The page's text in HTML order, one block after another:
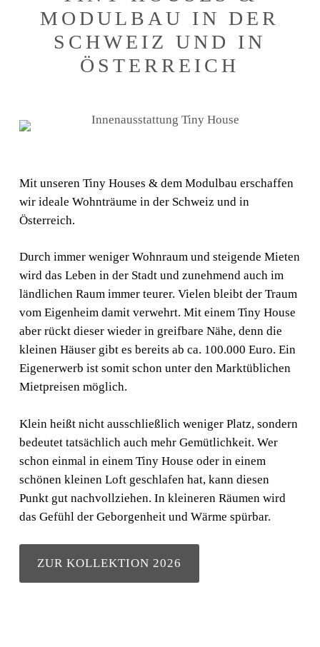
ZUR KOLLEKTION 2026
UNSER KATALOG IST DA!
ZUR KOLLEKTION 2026
MODULBAU IN DER
SCHWEIZ UND IN
ÖSTERREICH
Mit unseren Tiny Houses & dem Modulbau erschaffen
wir ideale Wohnträume in der Schweiz und in
Österreich.
Durch immer weniger Wohnraum und steigende Mieten
wird das Leben in der Stadt und zunehmend auch im
ländlichen Raum immer teurer. Vielen bleibt der Traum
vom Eigenheim damit verwehrt. Mit einem Tiny House
aber rückt dieser wieder in greifbare Nähe, denn die
kleinen Häuser gibt es bereits ab ca. 100.000 Euro. Ein
Eigenerwerb ist somit schon unter den Marktüblichen
Mietpreisen möglich.
Klein heißt nicht ausschließlich weniger Platz, sondern
bedeutet tatsächlich auch mehr Gemütlichkeit. Wer
schon einmal in einem Tiny House oder in einem
schönen kleinen Loft geschlafen hat, kann diesen
Punkt gut nachvollziehen. In kleineren Räumen wird
das Gefühl der Geborgenheit und Wärme spürbar.
ZUR KOLLEKTION 2026